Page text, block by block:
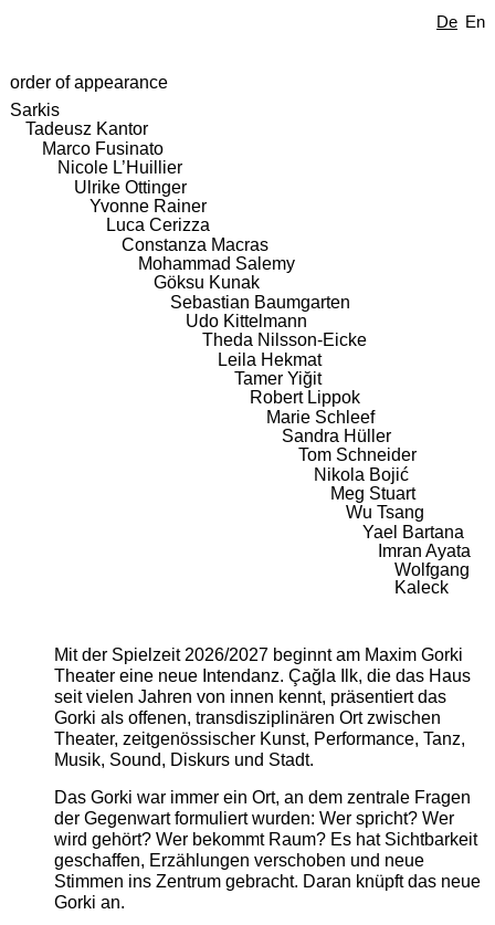
De En
order of appearance
Sarkis
Tadeusz Kantor
Marco Fusinato
Nicole L’Huillier
Ulrike Ottinger
Yvonne Rainer
Luca Cerizza
Constanza Macras
Mohammad Salemy
Göksu Kunak
Sebastian Baumgarten
Udo Kittelmann
Theda Nilsson-Eicke
Leila Hekmat
Tamer Yiğit
Robert Lippok
Marie Schleef
Sandra Hüller
Tom Schneider
Nikola Bojić
Meg Stuart
Wu Tsang
Yael Bartana
Imran Ayata
Wolfgang
Kaleck
Mit der Spielzeit 2026/2027 beginnt am Maxim Gorki
Theater eine neue Intendanz. Çağla Ilk, die das Haus
seit vielen Jahren von innen kennt, präsentiert das
Gorki als offenen, transdisziplinären Ort zwischen
Theater, zeitgenössischer Kunst, Performance, Tanz,
Musik, Sound, Diskurs und Stadt.
Das Gorki war immer ein Ort, an dem zentrale Fragen
der Gegenwart formuliert wurden: Wer spricht? Wer
wird gehört? Wer bekommt Raum? Es hat Sichtbarkeit
geschaffen, Erzählungen verschoben und neue
Stimmen ins Zentrum gebracht. Daran knüpft das neue
Gorki an.